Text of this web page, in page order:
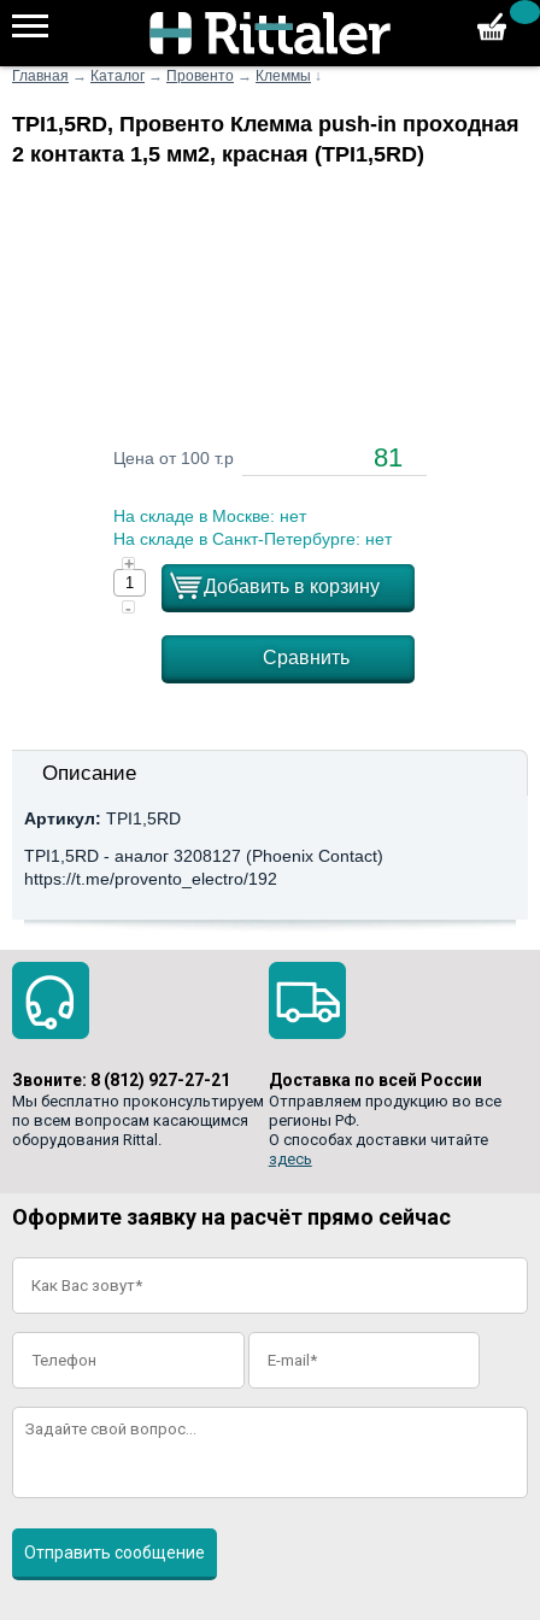
Главная → Каталог → Провенто → Клеммы ↓
TPI1,5RD, Провенто Клемма push-in проходная
2 контакта 1,5 мм2, красная (TPI1,5RD)
Цена от 100 т.р 81
На складе в Москве: нет
На складе в Санкт-Петербурге: нет
+
-
Добавить в корзину
Сравнить
Описание
Артикул: TPI1,5RD
TPI1,5RD - аналог 3208127 (Phoenix Contact)
https://t.me/provento_electro/192
Звоните: 8 (812) 927-27-21
Мы бесплатно проконсультируем
по всем вопросам касающимся
оборудования Rittal.
Доставка по всей России
Отправляем продукцию во все
регионы РФ.
О способах доставки читайте
здесь
Оформите заявку на расчёт прямо сейчас